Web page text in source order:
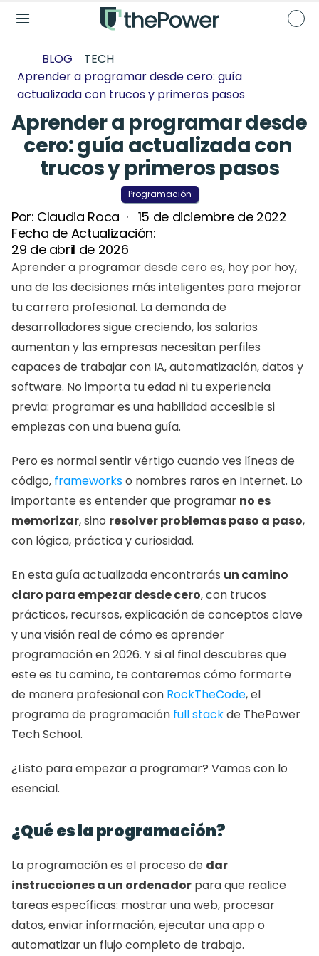
BLOG
TECH
Aprender a programar desde cero: guía
actualizada con trucos y primeros pasos
Aprender a programar desde
cero: guía actualizada con
trucos y primeros pasos
Programación
Por: Claudia Roca
  ·
15 de diciembre de 2022
Fecha de Actualización:
29 de abril de 2026
Aprender a programar desde cero es, hoy por hoy,
una de las decisiones más inteligentes para mejorar
tu carrera profesional. La demanda de
desarrolladores sigue creciendo, los salarios
aumentan y las empresas necesitan perfiles
capaces de trabajar con IA, automatización, datos y
software. No importa tu edad ni tu experiencia
previa: programar es una habilidad accesible si
empiezas con una buena guía.
Pero es normal sentir vértigo cuando ves líneas de
código, frameworks o nombres raros en Internet. Lo
importante es entender que programar no es
memorizar, sino resolver problemas paso a paso,
con lógica, práctica y curiosidad.
En esta guía actualizada encontrarás un camino
claro para empezar desde cero, con trucos
prácticos, recursos, explicación de conceptos clave
y una visión real de cómo es aprender
programación en 2026. Y si al final descubres que
este es tu camino, te contaremos cómo formarte
de manera profesional con RockTheCode, el
programa de programación full stack de ThePower
Tech School.
¿Listo para empezar a programar? Vamos con lo
esencial.
¿Qué es la programación?
La programación es el proceso de dar
instrucciones a un ordenador para que realice
tareas específicas: mostrar una web, procesar
datos, enviar información, ejecutar una app o
automatizar un flujo completo de trabajo.